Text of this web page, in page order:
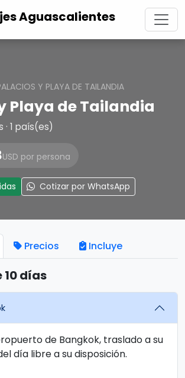
Y PLAYA DE TAILANDIA
Playa de Tailandia
· 1 país(es)
USD por persona
Cotizar por WhatsApp
Precios Incluye
días
de Bangkok, traslado a su
día libre a su disposición.